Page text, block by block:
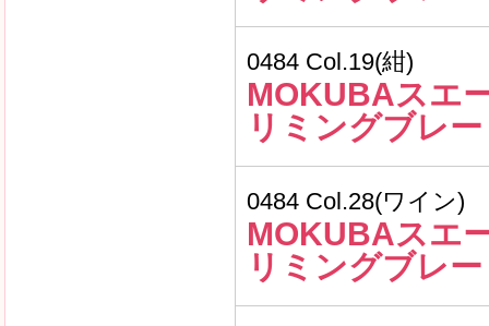
0484 Col.19(紺)
MOKUBAスエ
リミングブレ
0484 Col.28(ワイン)
MOKUBAスエ
リミングブレ